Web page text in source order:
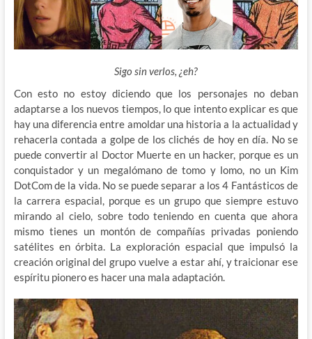
Sigo sin verlos, ¿eh?
Con esto no estoy diciendo que los personajes no deban
adaptarse a los nuevos tiempos, lo que intento explicar es que
hay una diferencia entre amoldar una historia a la actualidad y
rehacerla contada a golpe de los clichés de hoy en día. No se
puede convertir al Doctor Muerte en un hacker, porque es un
conquistador y un megalómano de tomo y lomo, no un Kim
DotCom de la vida. No se puede separar a los 4 Fantásticos de
la carrera espacial, porque es un grupo que siempre estuvo
mirando al cielo, sobre todo teniendo en cuenta que ahora
mismo tienes un montón de compañías privadas poniendo
satélites en órbita. La exploración espacial que impulsó la
creación original del grupo vuelve a estar ahí, y traicionar ese
espíritu pionero es hacer una mala adaptación.